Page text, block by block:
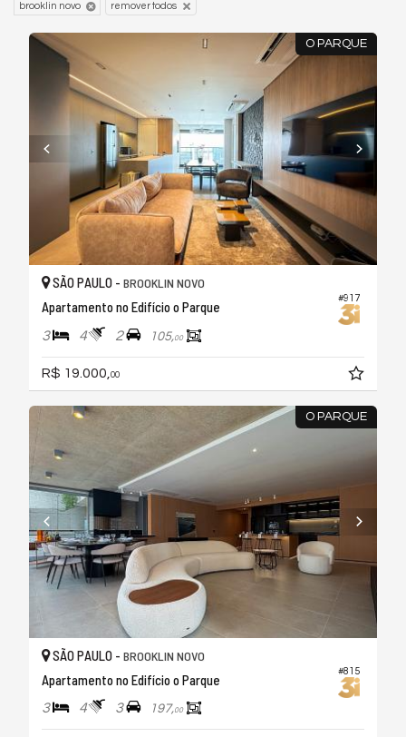
brooklin novo remover todos
O PARQUE
#917
SÃO PAULO - BROOKLIN NOVO
Apartamento no Edifício o Parque
3 4 2 105,00
R$ 19.000, 00
O PARQUE
#815
SÃO PAULO - BROOKLIN NOVO
Apartamento no Edifício o Parque
3 4 3 197,00